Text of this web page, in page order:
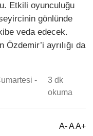
Etkili oyunculuğu
gönlünde
veda edecek.
Özdemir’i ayrılığı da
-
3 dk
okuma
A- A A+